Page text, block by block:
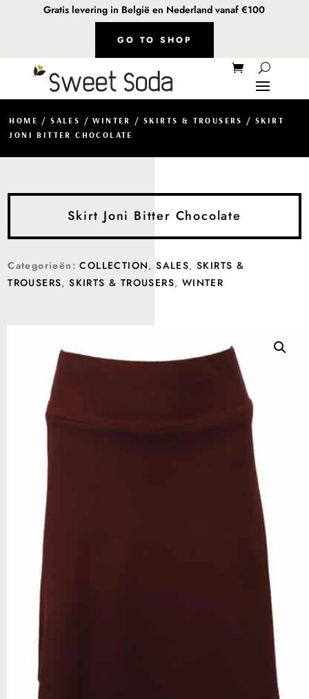
Gratis levering in België en Nederland vanaf €100
GO TO SHOP
HOME /SALES /WINTER /SKIRTS & TROUSERS / SKIRT
JONI BITTER CHOCOLATE
Skirt Joni Bitter Chocolate
Categorieën:COLLECTION,SALES,SKIRTS &
TROUSERS,SKIRTS & TROUSERS, WINTER